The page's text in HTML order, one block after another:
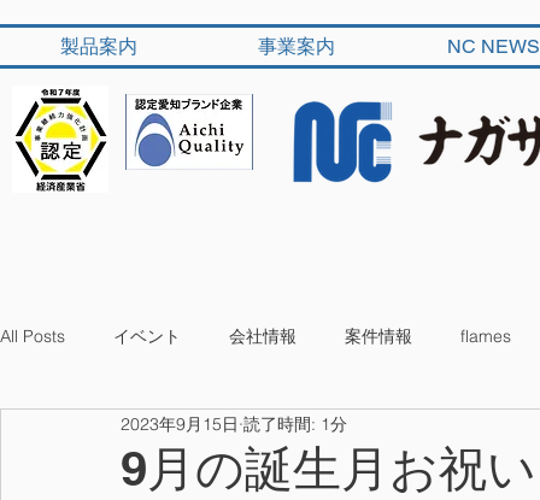
製品案内 事業案内 NC NEWS
All Posts イベント 会社情報 案件情報 flames
9月の誕生月お祝
2023年9月15日 読了時間: 1分